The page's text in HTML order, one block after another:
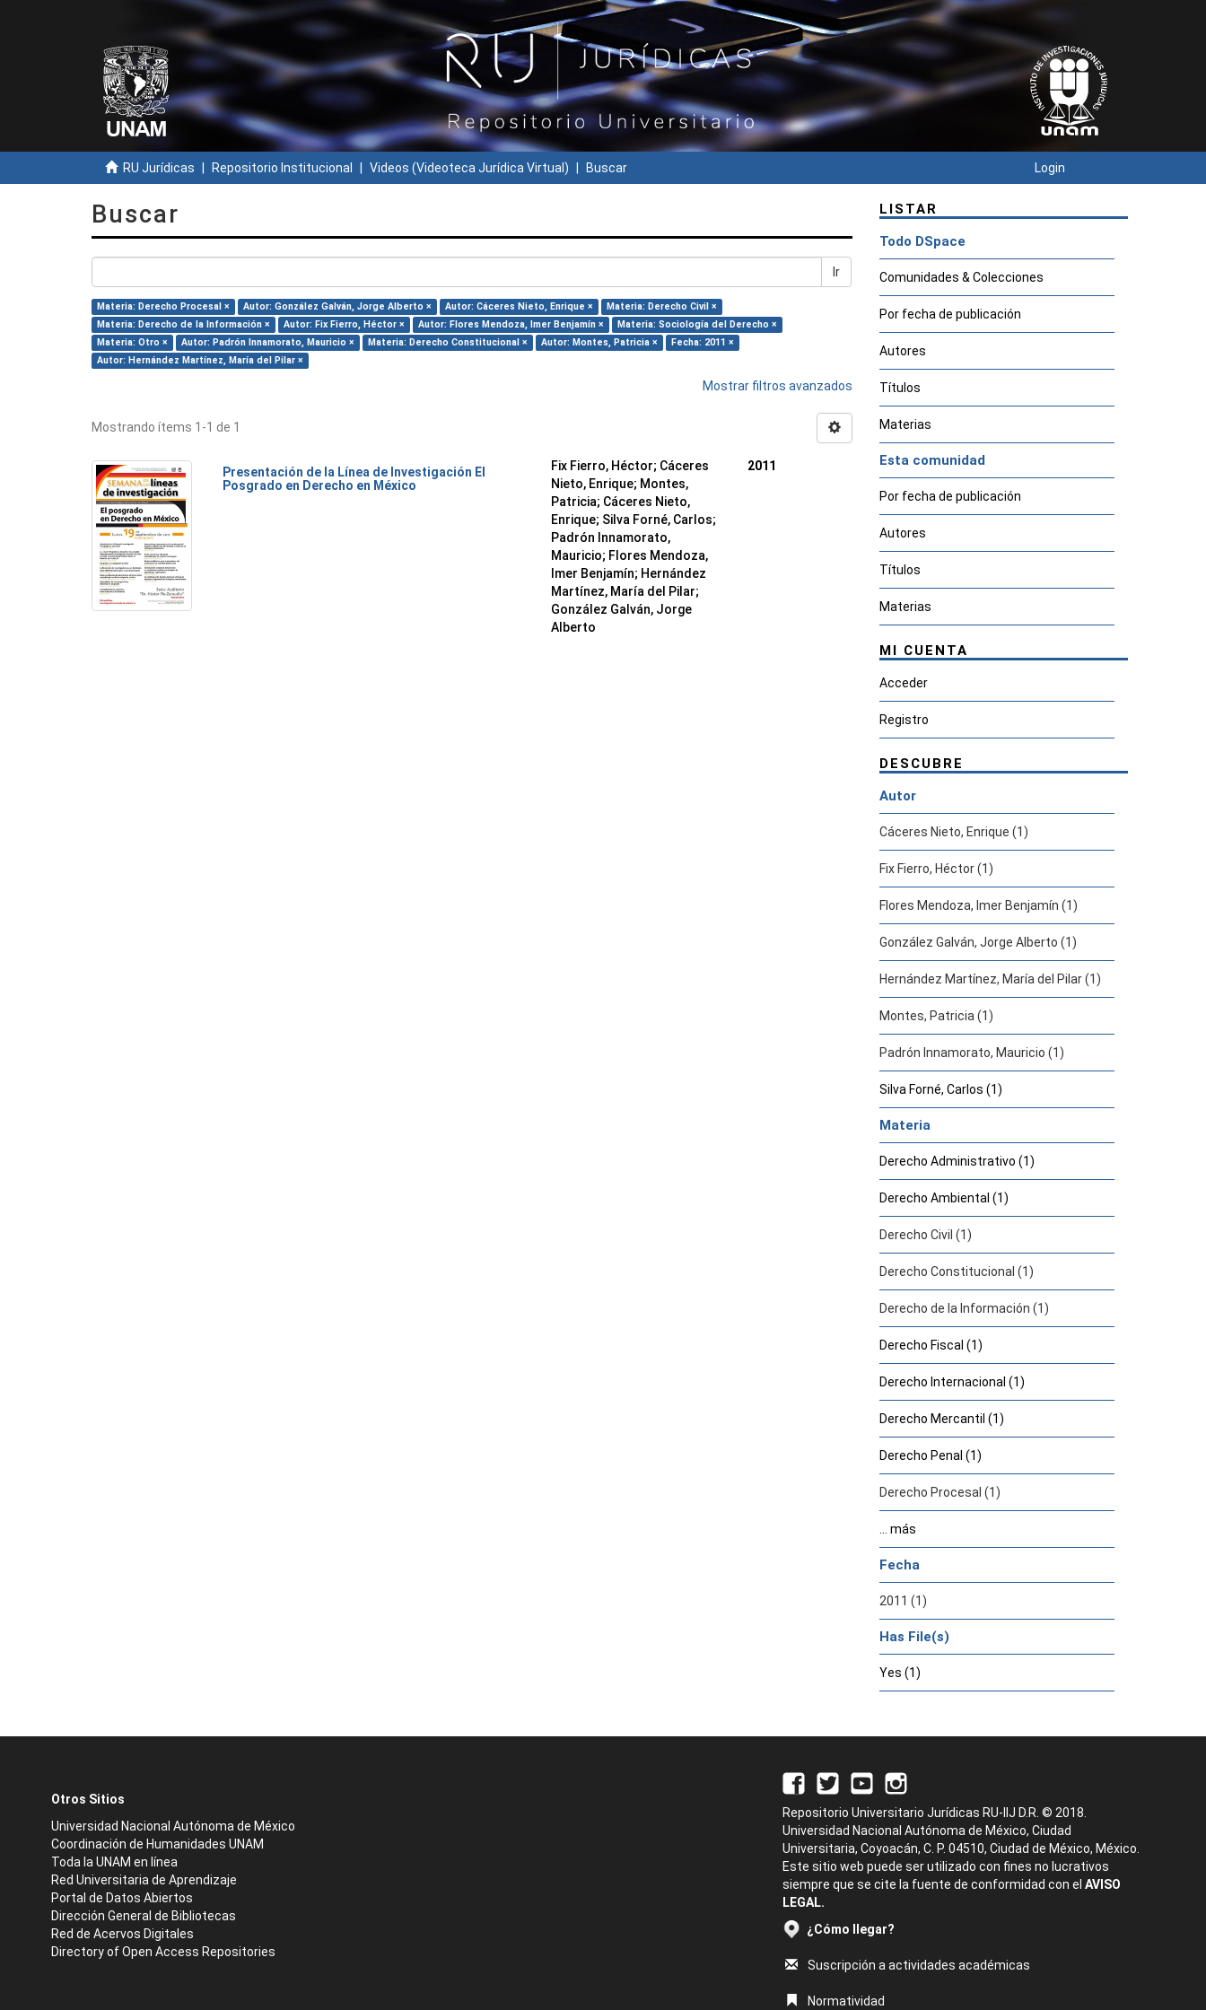
RU Jurídicas Repositorio Institucional Videos (Videoteca Jurídica Virtual) Buscar Login
Buscar
Ir
Materia: Derecho Procesal × Autor: González Galván, Jorge Alberto × Autor: Cáceres Nieto, Enrique ×
Materia: Derecho Civil ×
Materia: Derecho de la Información ×
Autor: Fix Fierro, Héctor × Autor: Flores Mendoza, Imer Benjamín ×
Materia: Sociología del Derecho ×
Materia: Otro ×
Autor: Padrón Innamorato, Mauricio × Materia: Derecho Constitucional × Autor: Montes, Patricia ×
Fecha: 2011 ×
Autor: Hernández Martínez, María del Pilar ×
Mostrar filtros avanzados
Mostrando ítems 1-1 de 1
Presentación de la Línea de Investigación El
Posgrado en Derecho en México
Fix Fierro, Héctor; Cáceres
Nieto, Enrique; Montes,
Patricia; Cáceres Nieto,
Enrique; Silva Forné, Carlos;
Padrón Innamorato,
Mauricio; Flores Mendoza,
Imer Benjamín; Hernández
Martínez, María del Pilar;
González Galván, Jorge
Alberto
2011
LISTAR
Todo DSpace
Comunidades & Colecciones
Por fecha de publicación
Autores
Títulos
Materias
Esta comunidad
Por fecha de publicación
Autores
Títulos
Materias
MI CUENTA
Acceder
Registro
DESCUBRE
Autor
Cáceres Nieto, Enrique (1)
Fix Fierro, Héctor (1)
Flores Mendoza, Imer Benjamín (1)
González Galván, Jorge Alberto (1)
Hernández Martínez, María del Pilar (1)
Montes, Patricia (1)
Padrón Innamorato, Mauricio (1)
Silva Forné, Carlos (1)
Materia
Derecho Administrativo (1)
Derecho Ambiental (1)
Derecho Civil (1)
Derecho Constitucional (1)
Derecho de la Información (1)
Derecho Fiscal (1)
Derecho Internacional (1)
Derecho Mercantil (1)
Derecho Penal (1)
Derecho Procesal (1)
... más
Fecha
2011 (1)
Has File(s)
Yes (1)
Otros Sitios
Universidad Nacional Autónoma de México
Coordinación de Humanidades UNAM
Toda la UNAM en línea
Red Universitaria de Aprendizaje
Portal de Datos Abiertos
Dirección General de Bibliotecas
Red de Acervos Digitales
Directory of Open Access Repositories
Repositorio Universitario Jurídicas RU-IIJ D.R. © 2018.
Universidad Nacional Autónoma de México, Ciudad
Universitaria, Coyoacán, C. P. 04510, Ciudad de México, México.
Este sitio web puede ser utilizado con fines no lucrativos
siempre que se cite la fuente de conformidad con el AVISO
LEGAL.
¿Cómo llegar?
Suscripción a actividades académicas
Normatividad